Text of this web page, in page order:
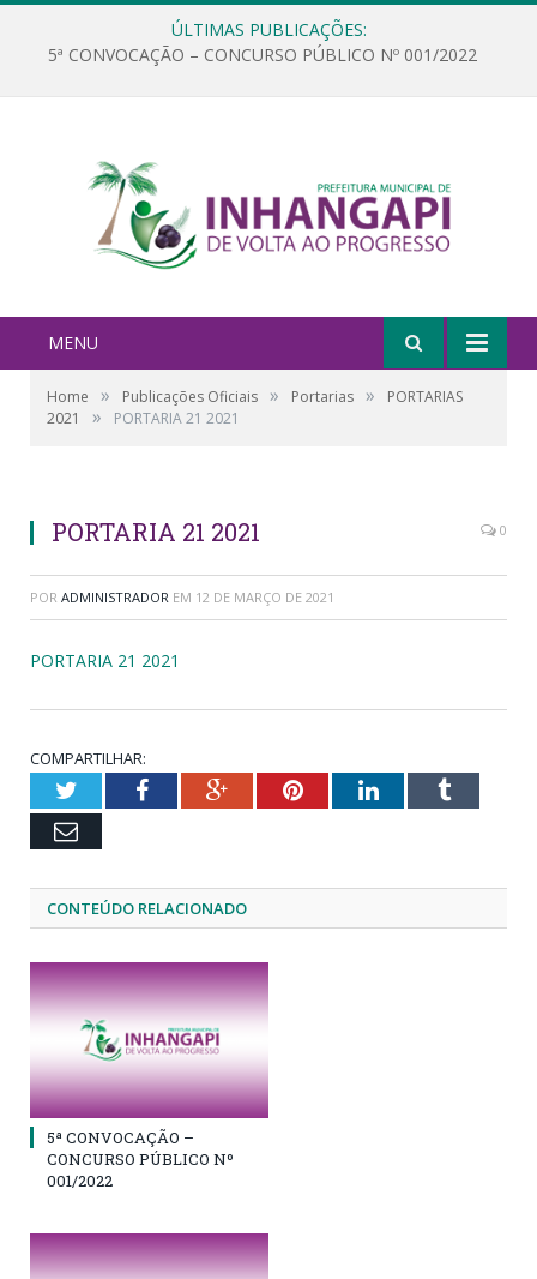
ÚLTIMAS PUBLICAÇÕES:
5ª CONVOCAÇÃO – CONCURSO PÚBLICO Nº 001/2022
MENU
Home » Publicações Oficiais » Portarias »
PORTARIAS
2021
» PORTARIA 21 2021
PORTARIA 21 2021 0
POR ADMINISTRADOR EM 12 DE MARÇO DE 2021
PORTARIA 21 2021
COMPARTILHAR:
TwitterFacebookGoogle+PinterestLinkedInTumblr
Email
CONTEÚDO RELACIONADO
5ª CONVOCAÇÃO –
CONCURSO PÚBLICO Nº
001/2022